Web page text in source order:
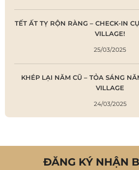
TẾT ẤT TỴ RỘN RÀNG – CHECK-IN
VILLAGE!
25/03/2025
KHÉP LẠI NĂM CŨ – TỎA SÁNG
VILLAGE
24/03/2025
ĐĂNG KÝ NHẬN